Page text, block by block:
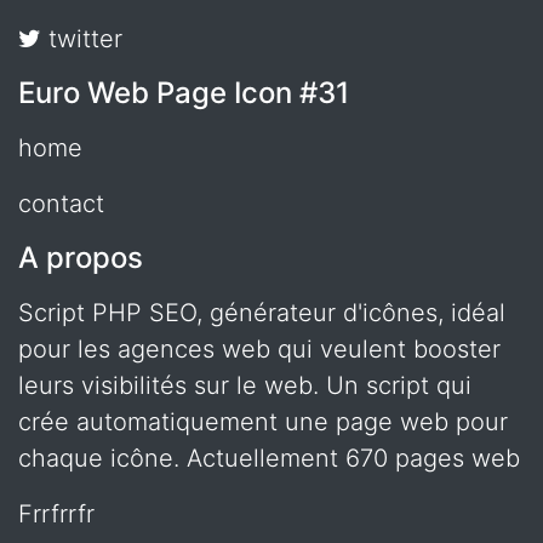
twitter
Euro Web Page Icon #31
home
contact
A propos
Script PHP SEO, générateur d'icônes, idéal
pour les agences web qui veulent booster
leurs visibilités sur le web. Un script qui
crée automatiquement une page web pour
chaque icône. Actuellement 670 pages web
frrfrrfr